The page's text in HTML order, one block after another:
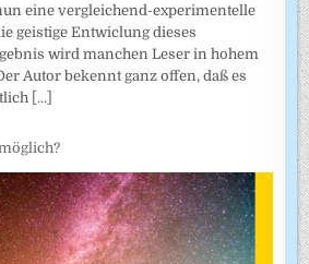
eine vergleichend-experimentelle
geistige Entwiclung dieses
wird manchen Leser in hohem
Autor bekennt ganz offen, daß es
[...]